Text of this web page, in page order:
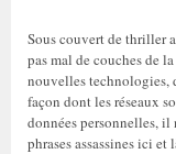
Sous couvert de thriller
pas mal de couches de
nouvelles technologies,
façon dont les réseaux
données personnelles, il
phrases assassines ici et